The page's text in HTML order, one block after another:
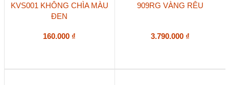
KVS001 KHÔNG CHÌA MÀU
ĐEN
160.000 ₫
909RG VÀNG RÊU
3.790.000 ₫